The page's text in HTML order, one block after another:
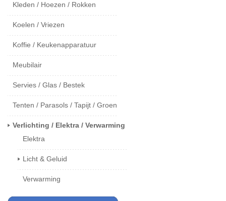
Kleden / Hoezen / Rokken
Koelen / Vriezen
Koffie / Keukenapparatuur
Meubilair
Servies / Glas / Bestek
Tenten / Parasols / Tapijt / Groen
Verlichting / Elektra / Verwarming
Elektra
Licht & Geluid
Verwarming